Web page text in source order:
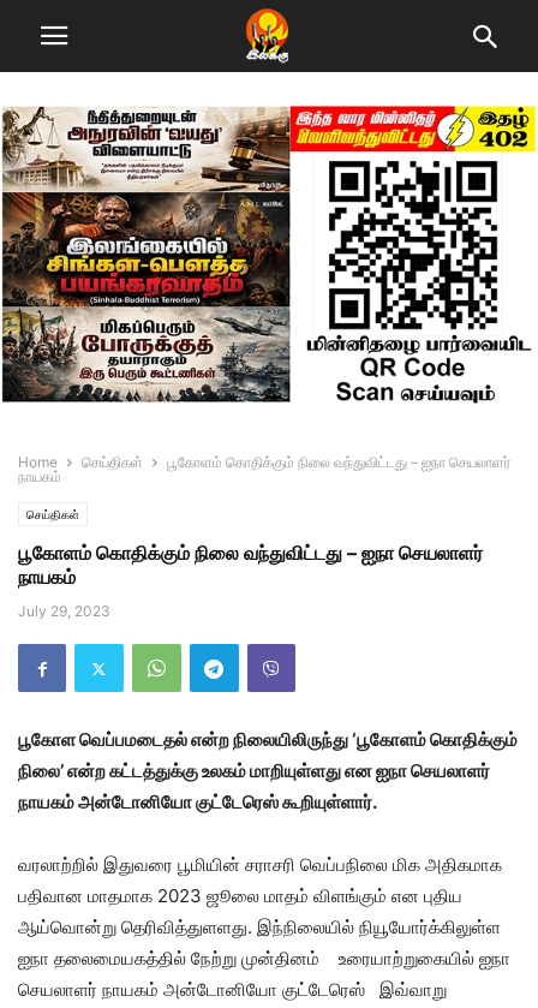
Home செய்திகள்
பூகோளம் கொதிக்கும் நிலை வந்துவிட்டது – ஐநா செயலாளர்
நாயகம்
செய்திகள்
பூகோளம் கொதிக்கும் நிலை வந்துவிட்டது – ஐநா செயலாளர்
நாயகம்
July 29, 2023
பூகோள வெப்பமடைதல் என்ற நிலையிலிருந்து ‘பூகோளம் கொதிக்கும்
நிலை’ என்ற கட்டத்துக்கு உலகம் மாறியுள்ளது என ஐநா செயலாளர்
நாயகம் அன்டோனியோ குட்டேரெஸ் கூறியுள்ளார்.
வரலாற்றில் இதுவரை பூமியின் சராசரி வெப்பநிலை மிக அதிகமாக
பதிவான மாதமாக 2023 ஜூலை மாதம் விளங்கும் என புதிய
ஆய்வொன்று தெரிவித்துளளது. இந்நிலையில் நியூயோர்க்கிலுள்ள
ஐநா தலைமையகத்தில் நேற்று முன்தினம் உரையாற்றுகையில் ஐநா
செயலாளர் நாயகம் அன்டோனியோ குட்டேரெஸ் இவ்வாறு